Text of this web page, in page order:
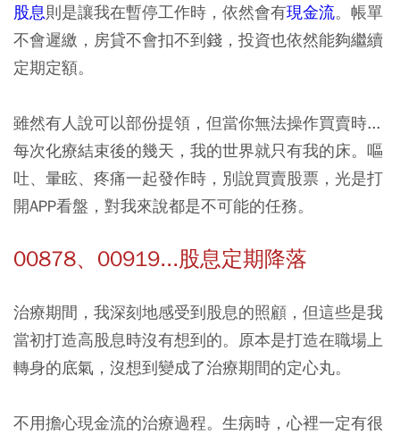
股息則是讓我在暫停工作時，依然會有現金流。帳單
不會遲繳，房貸不會扣不到錢，投資也依然能夠繼續
定期定額。
雖然有人說可以部份提領，但當你無法操作買賣時...
每次化療結束後的幾天，我的世界就只有我的床。嘔
吐、暈眩、疼痛一起發作時，別說買賣股票，光是打
開APP看盤，對我來說都是不可能的任務。
00878、00919...股息定期降落
治療期間，我深刻地感受到股息的照顧，但這些是我
當初打造高股息時沒有想到的。原本是打造在職場上
轉身的底氣，沒想到變成了治療期間的定心丸。
不用擔心現金流的治療過程。生病時，心裡一定有很